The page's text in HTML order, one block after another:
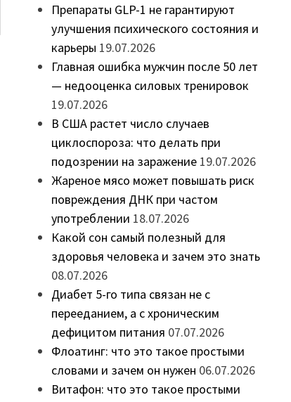
Препараты GLP-1 не гарантируют
улучшения психического состояния и
карьеры 19.07.2026
Главная ошибка мужчин после 50 лет
— недооценка силовых тренировок
19.07.2026
В США растет число случаев
циклоспороза: что делать при
подозрении на заражение 19.07.2026
Жареное мясо может повышать риск
повреждения ДНК при частом
употреблении 18.07.2026
Какой сон самый полезный для
здоровья человека и зачем это знать
08.07.2026
Диабет 5-го типа связан не с
перееданием, а с хроническим
дефицитом питания 07.07.2026
Флоатинг: что это такое простыми
словами и зачем он нужен 06.07.2026
Витафон: что это такое простыми